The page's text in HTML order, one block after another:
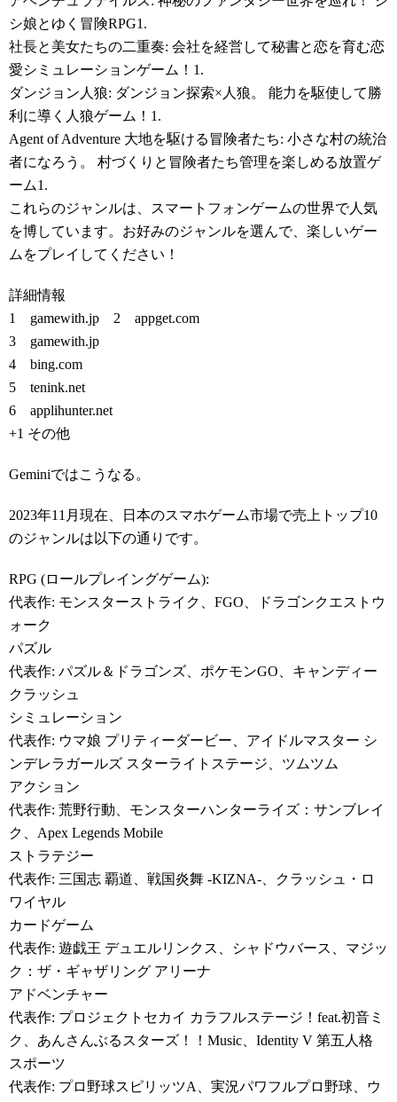
シ娘とゆく冒険RPG1.
社長と美女たちの二重奏: 会社を経営して秘書と恋を育む恋
愛シミュレーションゲーム！1.
ダンジョン人狼: ダンジョン探索×人狼。 能力を駆使して勝
利に導く人狼ゲーム！1.
Agent of Adventure 大地を駆ける冒険者たち: 小さな村の統治
者になろう。 村づくりと冒険者たち管理を楽しめる放置ゲ
ーム1.
これらのジャンルは、スマートフォンゲームの世界で人気
を博しています。お好みのジャンルを選んで、楽しいゲー
ムをプレイしてください！
詳細情報
1 gamewith.jp 2 appget.com
3 gamewith.jp
4 bing.com
5 tenink.net
6 applihunter.net
+1 その他
Geminiではこうなる。
2023年11月現在、日本のスマホゲーム市場で売上トップ10
のジャンルは以下の通りです。
RPG (ロールプレイングゲーム):
代表作: モンスターストライク、FGO、ドラゴンクエストウ
ォーク
パズル
代表作: パズル＆ドラゴンズ、ポケモンGO、キャンディー
クラッシュ
シミュレーション
代表作: ウマ娘 プリティーダービー、アイドルマスター シ
ンデレラガールズ スターライトステージ、ツムツム
アクション
代表作: 荒野行動、モンスターハンターライズ：サンブレイ
ク、Apex Legends Mobile
ストラテジー
代表作: 三国志 覇道、戦国炎舞 -KIZNA-、クラッシュ・ロ
ワイヤル
カードゲーム
代表作: 遊戯王 デュエルリンクス、シャドウバース、マジッ
ク：ザ・ギャザリング アリーナ
アドベンチャー
代表作: プロジェクトセカイ カラフルステージ！feat.初音ミ
ク、あんさんぶるスターズ！！Music、Identity V 第五人格
スポーツ
代表作: プロ野球スピリッツA、実況パワフルプロ野球、ウ